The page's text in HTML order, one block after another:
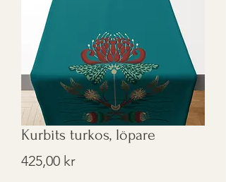
Kurbits turkos, löpare
425,00 krPris